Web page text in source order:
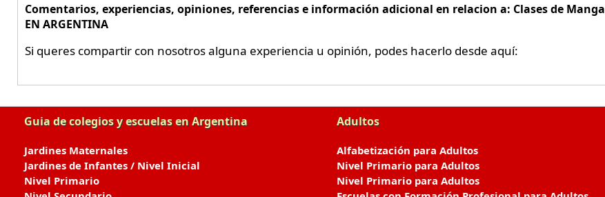
Comentarios, experiencias, opiniones, referencias e información adicional en relacion a: Clases de Manga
EN ARGENTINA
Si queres compartir con nosotros alguna experiencia u opinión, podes hacerlo desde aquí:
Guia de colegios y escuelas en Argentina
Jardines Maternales
Jardines de Infantes / Nivel Inicial
Nivel Primario
Adultos
Alfabetización para Adultos
Nivel Primario para Adultos
Nivel Primario para Adultos